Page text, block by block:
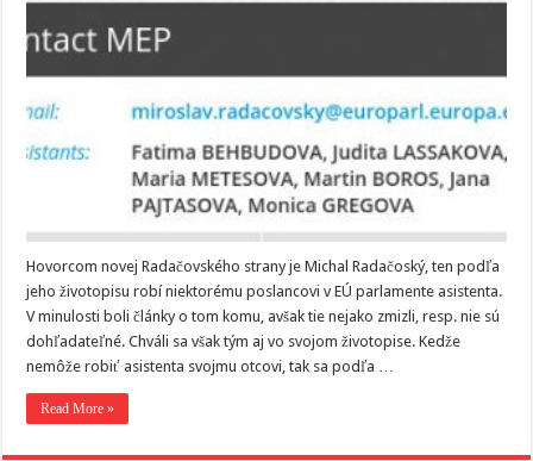
Hovorcom novej Radačovského strany je Michal Radačoský, ten podľa
jeho životopisu robí niektorému poslancovi v EÚ parlamente asistenta.
V minulosti boli články o tom komu, avšak tie nejako zmizli, resp. nie sú
dohľadateľné. Chváli sa však tým aj vo svojom životopise. Kedže
nemôže robiť asistenta svojmu otcovi, tak sa podľa …
Read More »